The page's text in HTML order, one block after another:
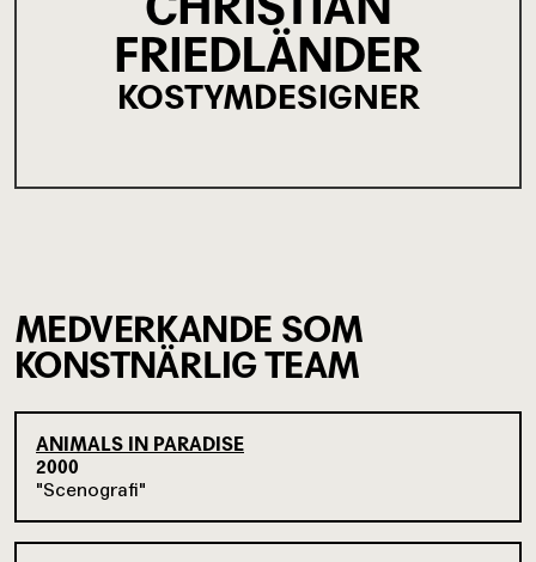
FRIEDLÄNDER
KOSTYMDESIGNER
MEDVERKANDE SOM
KONSTNÄRLIG TEAM
ANIMALS IN PARADISE
2000
Scenografi